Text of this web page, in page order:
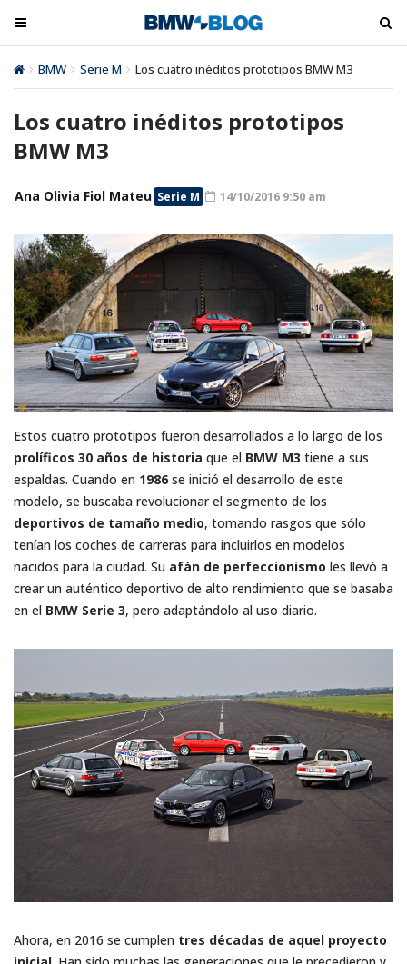
M
e
n
ú
o
o
l
M
e
ú
BMW Serie M Los cuatro inéditos prototipos BMW M3
Los cuatro inéditos prototipos
BMW M3
Ana Olivia Fiol Mateu Serie M 14/10/2016 9:50 am
Estos cuatro prototipos fueron desarrollados a lo largo de los
prolíficos 30 años de historia que el BMW M3 tiene a sus
espaldas. Cuando en 1986 se inició el desarrollo de este
modelo, se buscaba revolucionar el segmento de los
deportivos de tamaño medio, tomando rasgos que sólo
tenían los coches de carreras para incluirlos en modelos
nacidos para la ciudad. Su afán de perfeccionismo les llevó a
crear un auténtico deportivo de alto rendimiento que se basaba
en el BMW Serie 3, pero adaptándolo al uso diario.
Ahora, en 2016 se cumplen tres décadas de aquel proyecto